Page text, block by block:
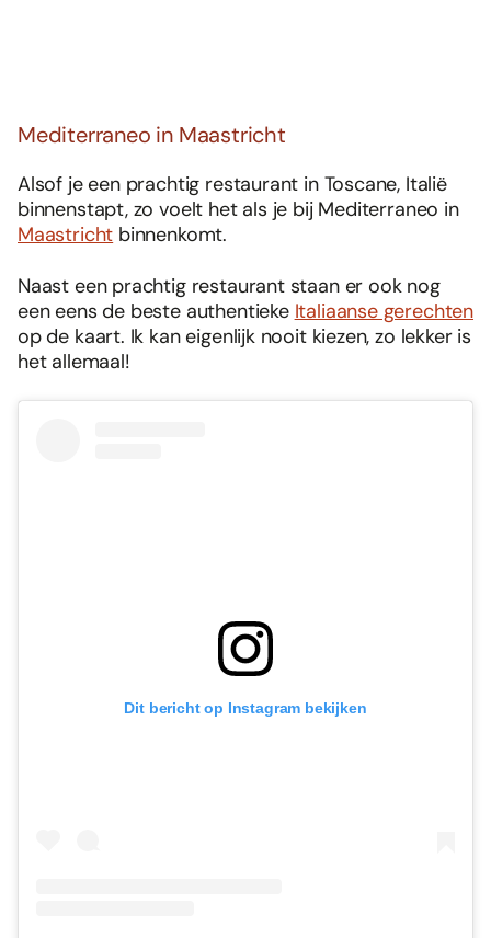
Mediterraneo in Maastricht
Alsof je een prachtig restaurant in Toscane, Italië
binnenstapt, zo voelt het als je bij Mediterraneo in
Maastricht binnenkomt.
Naast een prachtig restaurant staan er ook nog
een eens de beste authentieke Italiaanse gerechten
op de kaart. Ik kan eigenlijk nooit kiezen, zo lekker is
het allemaal!
Dit bericht op Instagram bekijken